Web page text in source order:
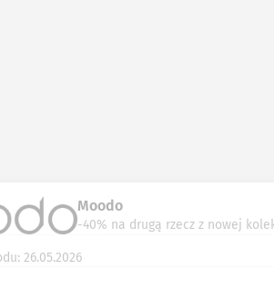
Moodo
-40% na drugą rzecz z nowej
26.05.2026